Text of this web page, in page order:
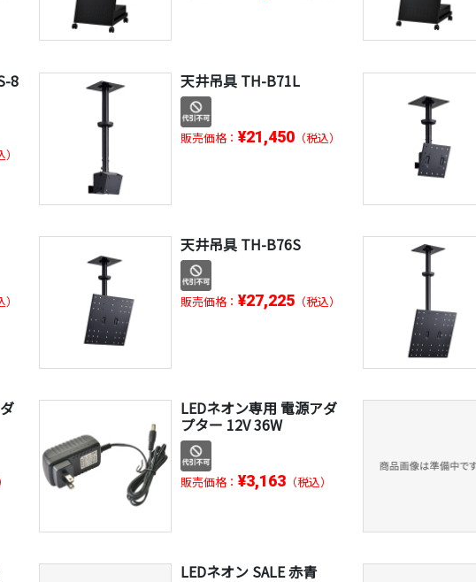
8 天井吊具 TH-B71L
販売価格：¥21,450 （税込）
天井吊具 TH-B76S
販売価格：¥27,225 （税込）
LEDネオン専用 電源アダ
プター 12V 36W
販売価格：¥3,163 （税込）
LEDネオン SALE 赤青